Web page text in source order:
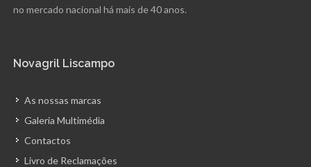
no mercado nacional há mais de 40 anos.
Novagril Liscampo
As nossas marcas
Galeria Multimédia
Contactos
Livro de Reclamações